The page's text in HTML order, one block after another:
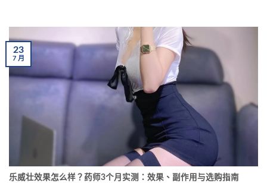
乐威壮效果怎么样？药师3个月实测：效果、副作用与选购指南
23
7月